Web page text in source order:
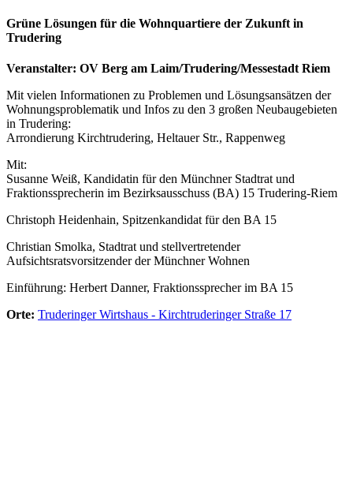
Grüne Lösungen für die Wohnquartiere der Zukunft in
Trudering
Veranstalter: OV Berg am Laim/Trudering/Messestadt Riem
Mit vielen Informationen zu Problemen und Lösungsansätzen der
Wohnungsproblematik und Infos zu den 3 großen Neubaugebieten
in Trudering:
Arrondierung Kirchtrudering, Heltauer Str., Rappenweg
Mit:
Susanne Weiß, Kandidatin für den Münchner Stadtrat und
Fraktionssprecherin im Bezirksausschuss (BA) 15 Trudering-Riem
Christoph Heidenhain, Spitzenkandidat für den BA 15
Christian Smolka, Stadtrat und stellvertretender
Aufsichtsratsvorsitzender der Münchner Wohnen
Einführung: Herbert Danner, Fraktionssprecher im BA 15
Orte: Truderinger Wirtshaus - Kirchtruderinger Straße 17